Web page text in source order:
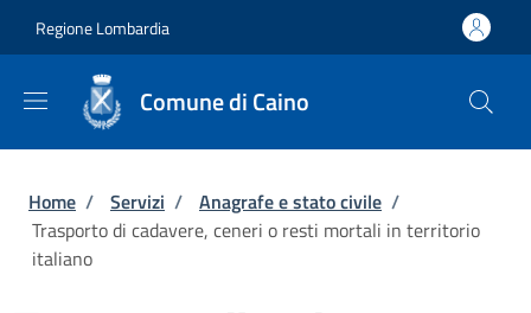
Regione Lombardia
Comune di Caino
Briciole di pane
Home / Servizi / Anagrafe e stato civile /
Trasporto di cadavere, ceneri o resti mortali in territorio
italiano